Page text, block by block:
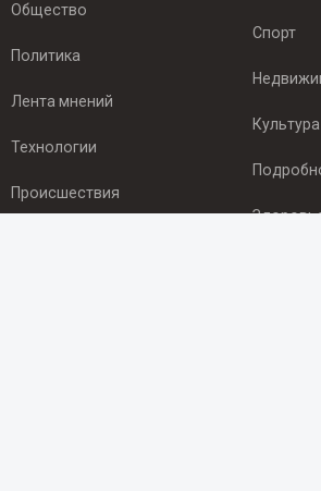
Общество
Политика
Лента мнений
Технологии
Происшествия
Спорт
Культура